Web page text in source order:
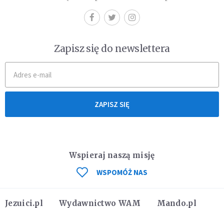
Zapisz się do newslettera
ZAPISZ SIĘ
Jezuici.pl Wydawnictwo WAM Mando.pl
Wspieraj naszą misję
WSPOMÓŻ NAS